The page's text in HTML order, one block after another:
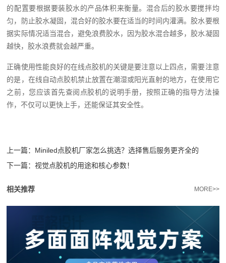
的配置要根据要装胶水的产品体积来衡量。混合后的胶水要搅拌均
匀，防止胶水凝固，混合好的胶水要在适当的时间内灌满。胶水要根
据实际情况适当混合，避免浪费胶水，因为胶水混合越多，胶水凝固
越快，胶水浪费就会越严重。
正确使用性能良好的在线点胶机的关键是要注意以上四点，需要注意
的是，在线自动点胶机禁止放置在潮湿或阳光直射的地方，在使用它
之前，您应该首先查阅点胶机的说明手册，按照正确的指导方法操
作，不仅可以更快上手，还能保证其安全性。
上一篇： Miniled点胶机厂家怎么挑选？选择售后服务更齐全的
下一篇：视觉点胶机的用途和核心参数！
相关推荐 MORE>>